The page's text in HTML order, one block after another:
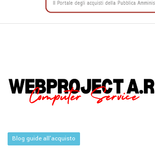
Blog guide all'acquisto